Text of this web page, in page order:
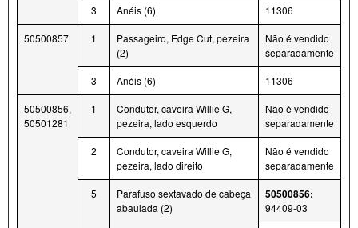
3 Anéis (6) 11306
50500857 1
Passageiro, Edge Cut, pezeira
(2)
Não é vendido
separadamente
3 Anéis (6) 11306
50500856,
50501281
1
Condutor, caveira Willie G,
pezeira, lado esquerdo
Não é vendido
separadamente
2
Condutor, caveira Willie G,
pezeira, lado direito
Não é vendido
separadamente
5
Parafuso sextavado de cabeça
abaulada (2)
50500856:
94409-03